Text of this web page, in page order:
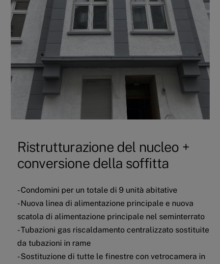
Ristrutturazione del nucleo +
conversione della soffitta
- Condomini per un totale di 9 unità abitative
- Nuova linea di alimentazione principale e nuova
scatola di alimentazione principale nel seminterrato
- Tubazioni gas riscaldamento centralizzato sostituite
da tubazioni in rame
- Sostituzione di tutte le finestre con vetrocamera in